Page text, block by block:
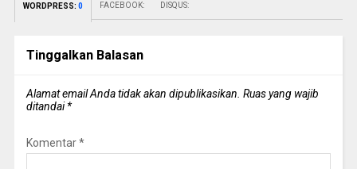
WORDPRESS: 0 FACEBOOK: DISQUS:
Tinggalkan Balasan
Alamat email Anda tidak akan dipublikasikan. Ruas yang wajib
ditandai*
Komentar*